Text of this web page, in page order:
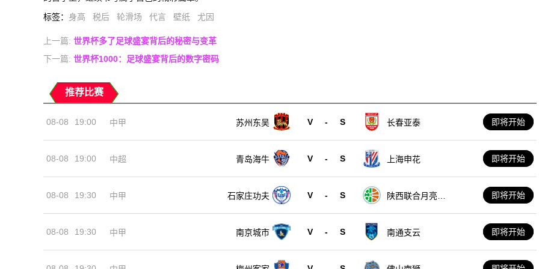
标签： 身高 税后 轮滑场 代言 壁纸 尤因
上一篇: 世界杯多了足球盛宴背后的秘密与变革
下一篇: 世界杯1000：足球盛宴背后的数字密码
推荐比赛
08-08 19:00 中甲 苏州东吴 V - S 长春亚泰 即将开始
08-08 19:00 中超 青岛海牛 V - S 上海申花 即将开始
08-08 19:30 中甲 石家庄功夫 V - S
陕西联合月亮泊
即将开始
08-08 19:30 中甲 南京城市 V - S 南通支云 即将开始